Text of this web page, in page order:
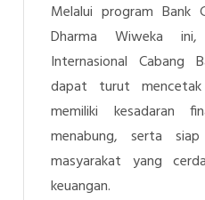
Melalui programBank
Dharma Wiweka
Internasional Cabang
dapat turut
memiliki kesadaran
menabung, serta
masyarakat yang
keuangan.